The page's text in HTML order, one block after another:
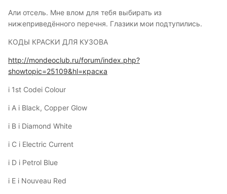
Али отсель. Мне влом для тебя выбирать из
нижеприведённого перечня. Глазики мои подтупились.
КОДЫ КРАСКИ ДЛЯ КУЗОВА
http://mondeoclub.ru/forum/index.php?
showtopic=25109&hl=краска
і 1st Codeі Colour
і A і Black, Copper Glow
і B і Diamond White
і C і Electric Current
і D і Petrol Blue
і E і Nouveau Red